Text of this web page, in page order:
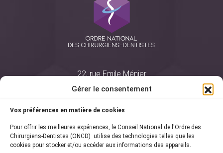
Gérer le consentement
Vos préférences en matière de cookies
Pour offrir les meilleures expériences, le Conseil National de l'Ordre des
Chirurgiens-Dentistes (ONCD) utilise des technologies telles que les
cookies pour stocker et/ou accéder aux informations des appareils.
22, rue Emile Ménier
75761 Paris Cedex 16
01 44 34 78 80
courrier@oncd.org